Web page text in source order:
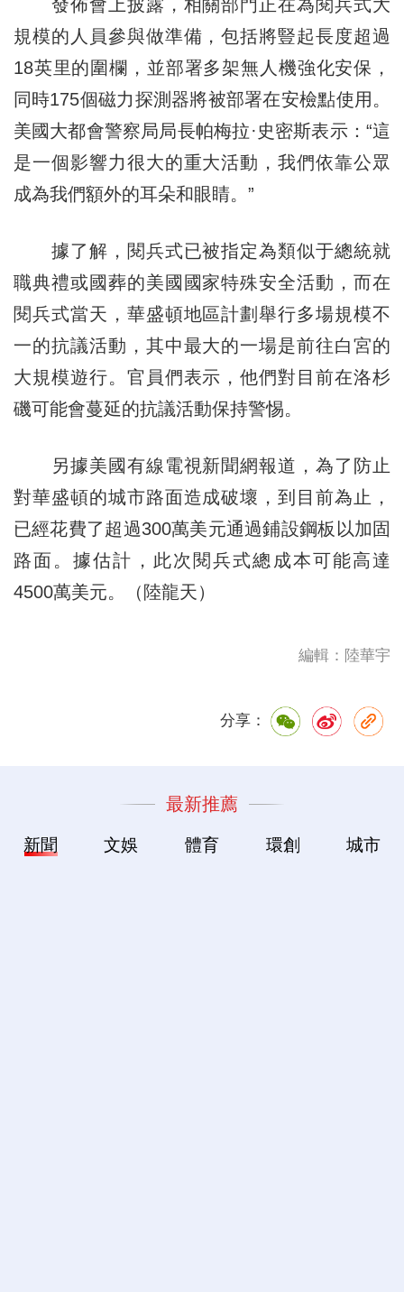
發佈會上披露，相關部門正在為閱兵式大
規模的人員參與做準備，包括將豎起長度超過
18英里的圍欄，並部署多架無人機強化安保，
同時175個磁力探測器將被部署在安檢點使用。
美國大都會警察局局長帕梅拉·史密斯表示：“這
是一個影響力很大的重大活動，我們依靠公眾
成為我們額外的耳朵和眼睛。”
據了解，閱兵式已被指定為類似于總統就
職典禮或國葬的美國國家特殊安全活動，而在
閱兵式當天，華盛頓地區計劃舉行多場規模不
一的抗議活動，其中最大的一場是前往白宮的
大規模遊行。官員們表示，他們對目前在洛杉
磯可能會蔓延的抗議活動保持警惕。
另據美國有線電視新聞網報道，為了防止
對華盛頓的城市路面造成破壞，到目前為止，
已經花費了超過300萬美元通過鋪設鋼板以加固
路面。據估計，此次閱兵式總成本可能高達
4500萬美元。（陸龍天）
編輯：陸華宇
分享：
最新推薦
新聞 文娛 體育 環創 城市